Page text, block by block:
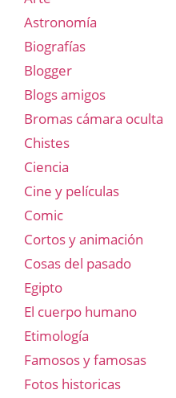
Astronomía
Biografías
Blogger
Blogs amigos
Bromas cámara oculta
Chistes
Ciencia
Cine y películas
Comic
Cortos y animación
Cosas del pasado
Egipto
El cuerpo humano
Etimología
Famosos y famosas
Fotos historicas